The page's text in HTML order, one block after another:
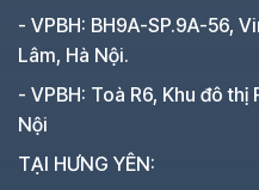
- VPBH: BH9A-SP.9A-56,
Lâm, Hà Nội.
- VPBH: Toà R6, Khu đô thị
Nội
TẠI HƯNG YÊN: